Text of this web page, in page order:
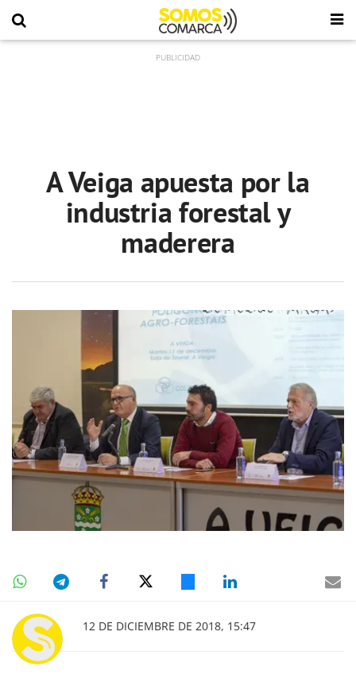
A Veiga apuesta por la
industria forestal y
maderera
12 DE DICIEMBRE DE 2018, 15:47